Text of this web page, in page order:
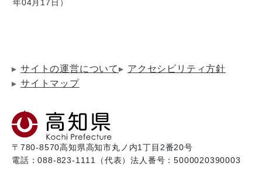
年04月17日
サイトの運営について
アクセシビリティ方針
サイトマップ
〒780-8570高知県高知市丸ノ内1丁目2番20号
電話：088-823-1111（代表）法人番号：5000020390003